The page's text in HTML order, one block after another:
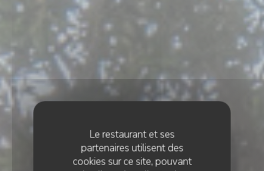
Le restaurant et ses
partenaires utilisent des
cookies sur ce site, pouvant